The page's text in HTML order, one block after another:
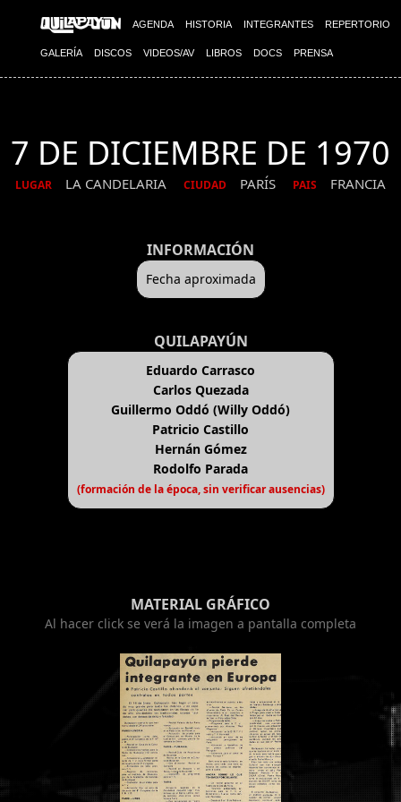
AGENDA HISTORIA INTEGRANTES REPERTORIO
GALERÍA DISCOS VIDEOS/AV LIBROS DOCS PRENSA
7 DE DICIEMBRE DE 1970
LUGAR LA CANDELARIA CIUDAD PARÍS PAIS FRANCIA
INFORMACIÓN
Fecha aproximada
QUILAPAYÚN
Eduardo Carrasco
Carlos Quezada
Guillermo Oddó (Willy Oddó)
Patricio Castillo
Hernán Gómez
Rodolfo Parada
(formación de la época, sin verificar ausencias)
MATERIAL GRÁFICO
Al hacer click se verá la imagen a pantalla completa